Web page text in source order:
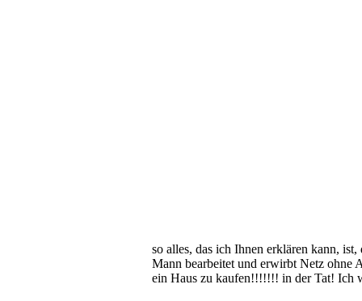
so alles, das ich Ihnen erklären kann,
Mann bearbeitet und erwirbt Netz ohne
ein Haus zu kaufen!!!!!!! in der Tat! Ich